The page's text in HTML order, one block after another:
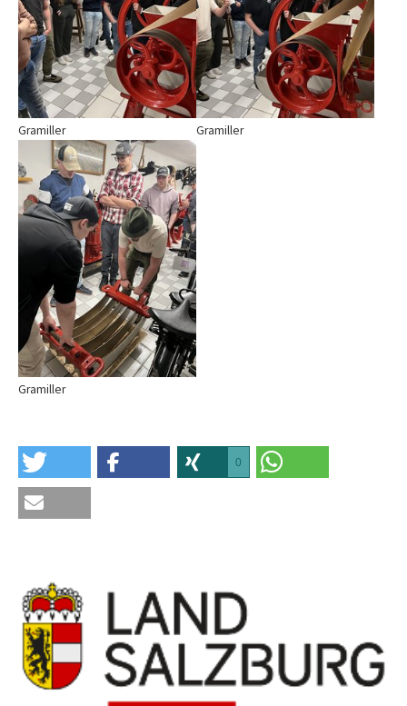
Gramiller Gramiller
Show larger version
Gramiller
0